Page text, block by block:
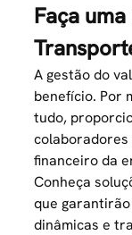
Faça
A gestão do
benefício. Por
tudo,
colaboradores
financeiro da
Conheça
que
dinâmicas e